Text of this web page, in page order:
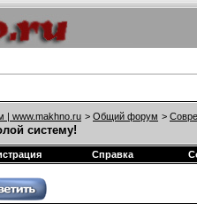
| www.makhno.ru > Общий форум >
систему!
Справка